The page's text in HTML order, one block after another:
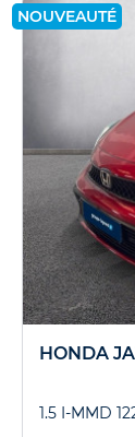
NOUVEAUTÉ
HONDA
1.5 I-MMD